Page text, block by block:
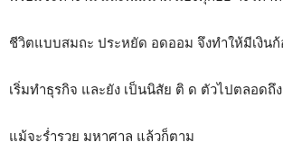
ชีวิตแบบสมถะ ประหยัด อดออม จึงทำให้มีเงินก้
เริ่มทำธุรกิจ และยัง เป็นนิสัย ติ ด ตัวไปตลอดถึง
แม้จะร่ำรวย มหาศาล แล้วก็ตาม